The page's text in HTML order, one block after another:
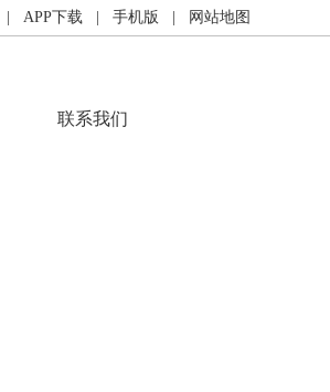
| APP下载 | 手机版 | 网站地图
联系我们